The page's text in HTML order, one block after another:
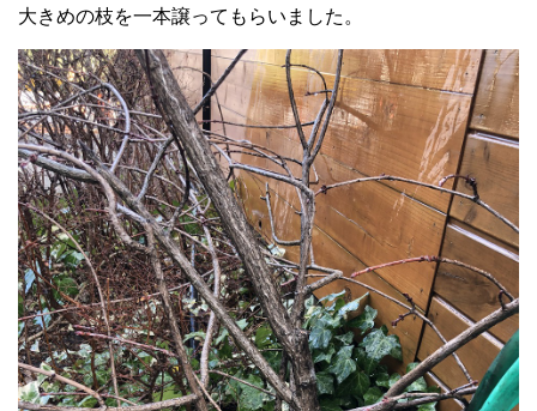
大きめの枝を一本譲ってもらいました。